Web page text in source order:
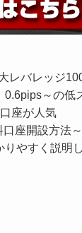
レバレッジ
0.6pips～の低
座が人気
座開設方法
やすく説明